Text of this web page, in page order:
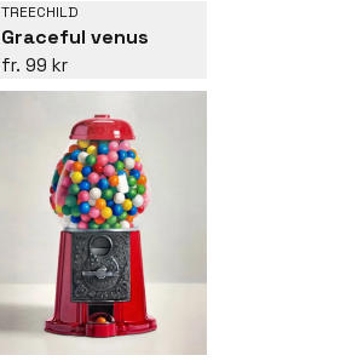
TREECHILD
Graceful venus
99 kr